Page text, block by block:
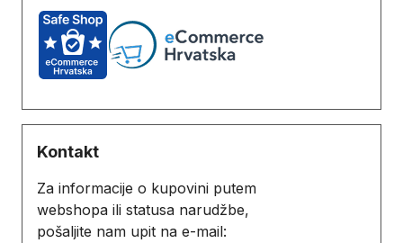
Kontakt
Za informacije o kupovini putem
webshopa ili statusa narudžbe,
pošaljite nam upit na e-mail: